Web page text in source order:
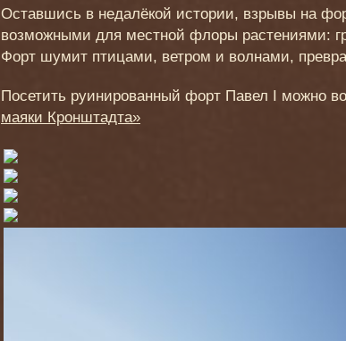
Оставшись в недалёкой истории, взрывы на
возможными для местной флоры растениями:
Форт шумит птицами, ветром и волнами,
Посетить руинированный форт Павел І можно
маяки Кронштадта»